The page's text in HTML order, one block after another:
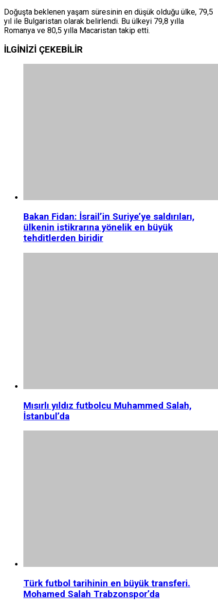
Doğuşta beklenen yaşam süresinin en düşük olduğu ülke, 79,5
yıl ile Bulgaristan olarak belirlendi. Bu ülkeyi 79,8 yılla
Romanya ve 80,5 yılla Macaristan takip etti.
İLGİNİZİ ÇEKEBİLİR
Bakan Fidan: İsrail’in Suriye’ye saldırıları,
ülkenin istikrarına yönelik en büyük
tehditlerden biridir
Mısırlı yıldız futbolcu Muhammed Salah,
İstanbul’da
Türk futbol tarihinin en büyük transferi.
Mohamed Salah Trabzonspor’da